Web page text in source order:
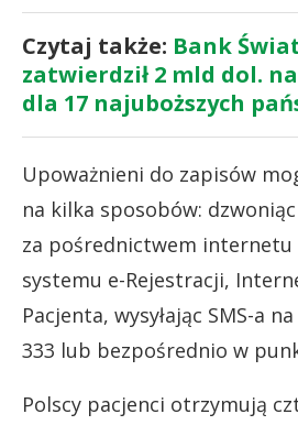
Czytaj także: Bank
zatwierdził 2 mld dol.
dla 17 najuboższych
Upoważnieni do zapisów
na kilka sposobów:
za pośrednictwem internetu
systemu e-Rejestracji,
Pacjenta, wysyłając SMS-a
333 lub bezpośrednio w
Polscy pacjenci otrzymują